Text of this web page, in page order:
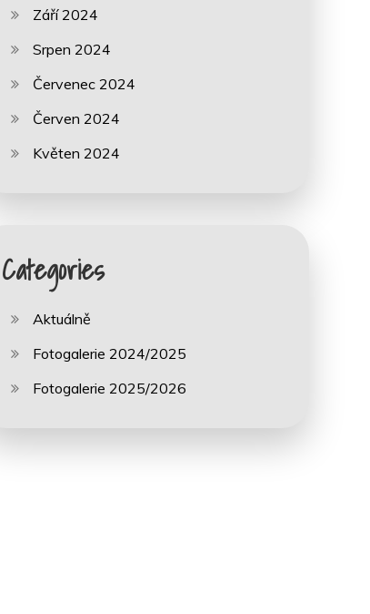
Září 2024
Srpen 2024
Červenec 2024
Červen 2024
Květen 2024
Categories
Aktuálně
Fotogalerie 2024/2025
Fotogalerie 2025/2026